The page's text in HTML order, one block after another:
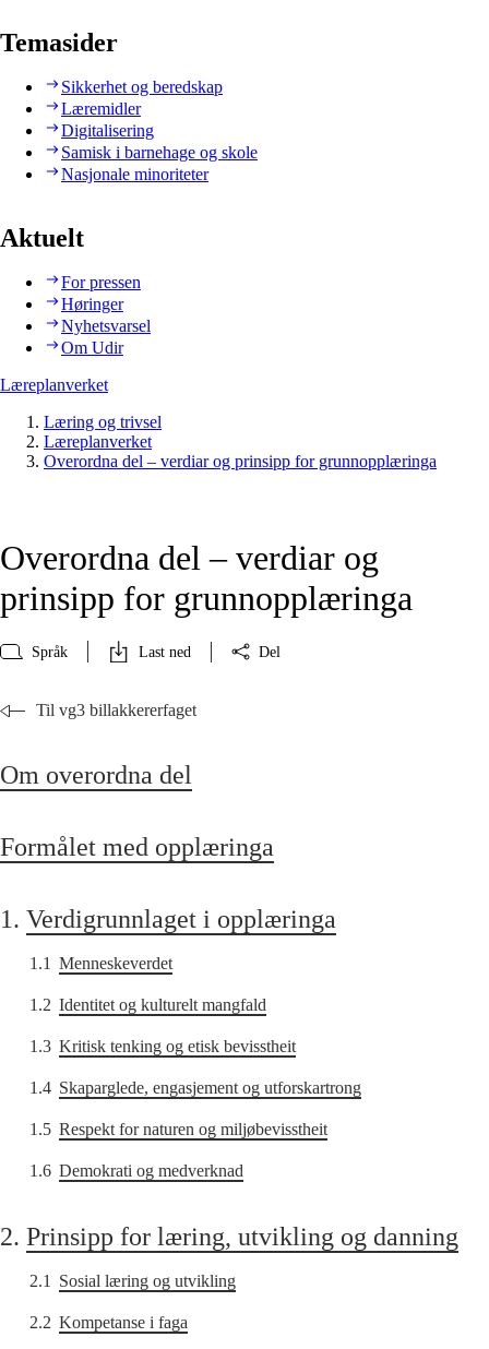
Temasider
Sikkerhet og beredskap
Læremidler
Digitalisering
Samisk i barnehage og skole
Nasjonale minoriteter
Aktuelt
For pressen
Høringer
Nyhetsvarsel
Om Udir
Læreplanverket
Læring og trivsel
Læreplanverket
Overordna del – verdiar og prinsipp for grunnopplæringa
Overordna del – verdiar og
prinsipp for grunnopplæringa
Språk Last ned Del
Til vg3 billakkererfaget
Om overordna del
Formålet med opplæringa
1. Verdigrunnlaget i opplæringa
1.1 Menneskeverdet
1.2 Identitet og kulturelt mangfald
1.3 Kritisk tenking og etisk bevisstheit
1.4 Skaparglede, engasjement og utforskartrong
1.5 Respekt for naturen og miljøbevisstheit
1.6 Demokrati og medverknad
2. Prinsipp for læring, utvikling og danning
2.1 Sosial læring og utvikling
2.2 Kompetanse i faga